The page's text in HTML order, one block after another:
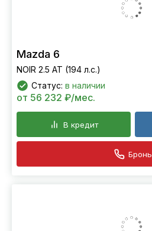
Mazda 6
NOIR 2.5 AT (194 л.с.)
Статус: в наличии
от 56 232 ₽/мес.
В кредит
Бронь